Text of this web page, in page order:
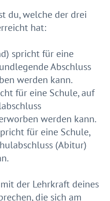
du, welche der drei
hat:
spricht für eine
Abschluss
werden kann.
für eine Schule, auf
werden kann.
für eine Schule,
(Abitur)
der Lehrkraft deines
die sich am